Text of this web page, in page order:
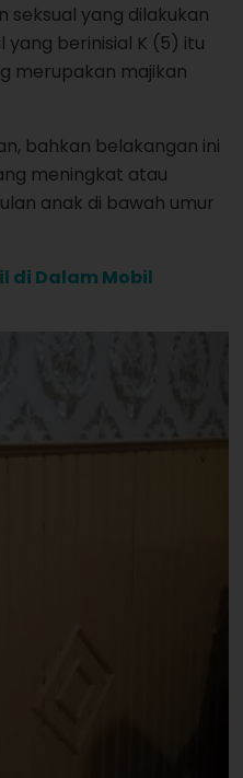
seksual yang dilakukan
berinisial K (5) itu
merupakan majikan
bahkan belakangan ini
meningkat atau
anak di bawah umur
di Dalam Mobil